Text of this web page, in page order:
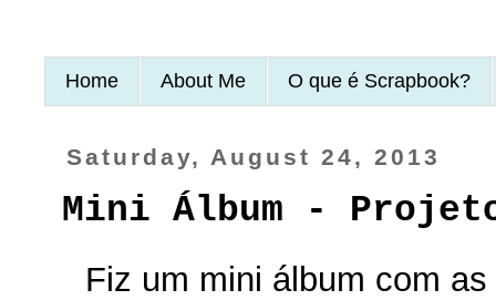
Home About Me O que é Scrapbook?
Saturday, August 24, 2013
Mini Álbum -
Fiz um mini álbum com